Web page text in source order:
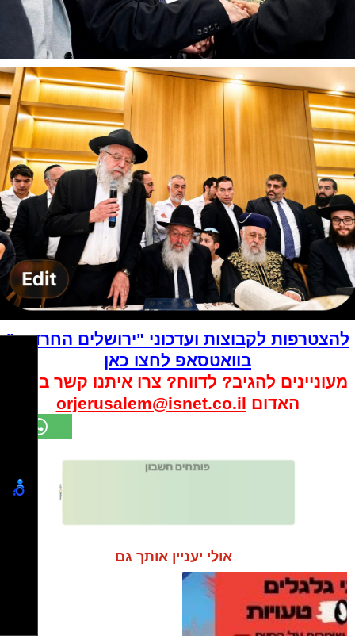
להצטרפות לקבוצות ועדכוני "ירושלים החרדית"
בוואטסאפ לחצו כאן
מעוניינים להגיב? לדווח? צרו איתנו קשר במייל
האדום orjerusalem@isnet.co.il
אולי יעניין אותך גם